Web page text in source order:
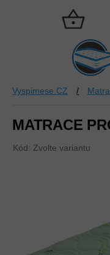
KOŠÍK
Vyspimese.CZ /
MATRACE
Kód: Zvolte variantu